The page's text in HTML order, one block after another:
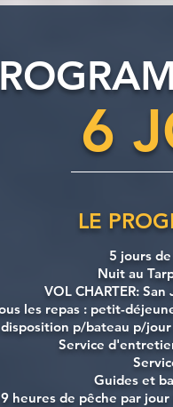
6
LE
5 jours
Nuit au
VOL CHARTER:
les repas : petit-
p/bateau p/
Service
Guides et
9 heures de pêche par